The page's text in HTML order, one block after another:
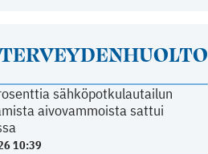
TERVEYDENHUOLTO
sähköpotkulautailun
aivovammoista sattui
10:39